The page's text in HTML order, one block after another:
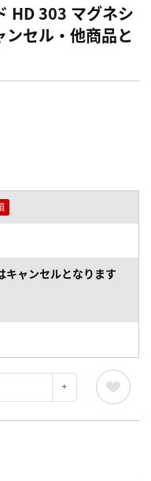
HD 303 マグネシ
セル・他商品と
キャンセルとなります